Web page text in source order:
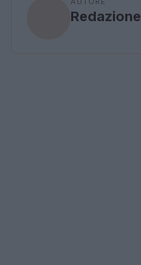
Redazione